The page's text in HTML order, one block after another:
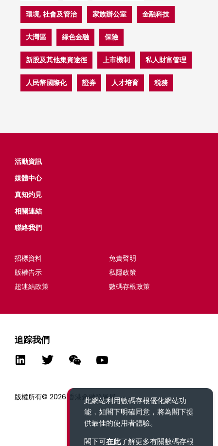
環境, 社會及管治 家族辦公室 金融科技
大灣區 綠色金融 保險
新股及其他集資途徑 上市機制 私人財富管理
人民幣國際化 證券 人才培育 税務
此網站利用數碼存根優化網站功
能，如閣下明確同意，將為閣下提
供最佳的使用者體驗。
閣下可在此了解更多有關數碼存根
活動資​​訊
媒體中心
真知灼見
相關連結
聯絡我們
招標資料
免責聲明
版權告示
私隱政策
超連結政策
數碼存根政策
追踪我們
版權所有© 2026 香港金融發展局